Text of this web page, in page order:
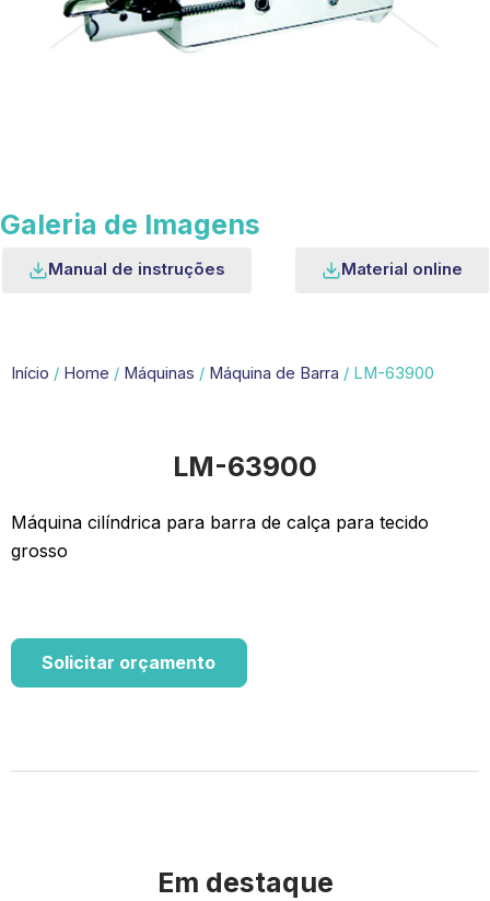
Galeria de Imagens
Manual de instruções Material online
Início / Home / Máquinas / Máquina de Barra / LM-63900
LM-63900
Máquina cilíndrica para barra de calça para tecido
grosso
Solicitar orçamento
Em destaque